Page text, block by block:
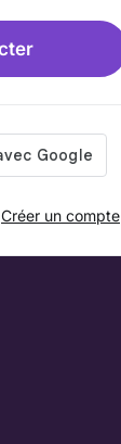
Créer un compte